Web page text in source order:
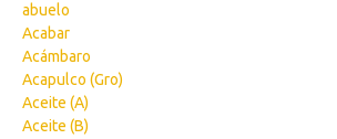
abuelo
Acabar
Acámbaro
Acapulco (Gro)
Aceite (A)
Aceite (B)